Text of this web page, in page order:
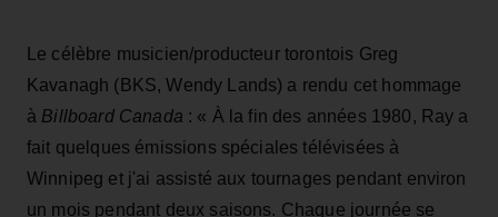
Le célèbre musicien/producteur torontois Greg
Kavanagh (BKS, Wendy Lands) a rendu cet hommage
à Billboard Canada : « À la fin des années 1980, Ray a
fait quelques émissions spéciales télévisées à
Winnipeg et j'ai assisté aux tournages pendant environ
un mois pendant deux saisons. Chaque journée se